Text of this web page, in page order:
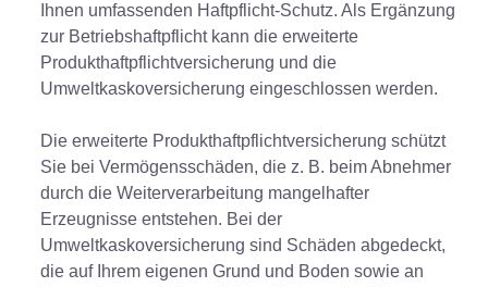
Ihnen umfassenden Haftpflicht-Schutz. Als Ergänzung
zur Betriebshaftpflicht kann die erweiterte
Produkthaftpflichtversicherung und die
Umweltkaskoversicherung eingeschlossen werden.
Die erweiterte Produkthaftpflichtversicherung schützt
Sie bei Vermögensschäden, die z. B. beim Abnehmer
durch die Weiterverarbeitung mangelhafter
Erzeugnisse entstehen. Bei der
Umweltkaskoversicherung sind Schäden abgedeckt,
die auf Ihrem eigenen Grund und Boden sowie an